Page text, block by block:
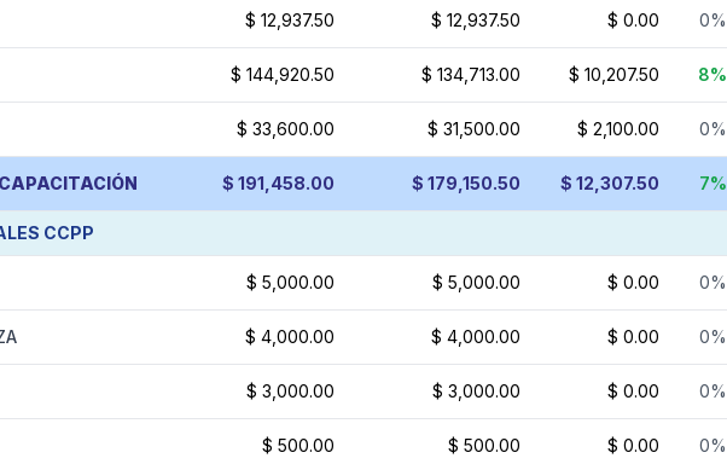
$ 12,937.50 $ 12,937.50 $ 0.00 0%
$ 144,920.50 $ 134,713.00 $ 10,207.50 8%
$ 33,600.00 $ 31,500.00 $ 2,100.00 0%
$ 191,458.00 $ 179,150.50 $ 12,307.50 7%
CCPP
$ 5,000.00 $ 5,000.00 $ 0.00 0%
$ 4,000.00 $ 4,000.00 $ 0.00 0%
$ 3,000.00 $ 3,000.00 $ 0.00 0%
$ 500.00 $ 500.00 $ 0.00 0%